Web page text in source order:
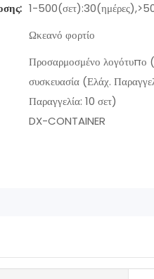
1-
Ωκεανό φορτίο
Προσαρμοσμένο λογότυπο
συσκευασία (Ελάχ.
Παραγγελία: 10 σετ)
DX-CONTAINER